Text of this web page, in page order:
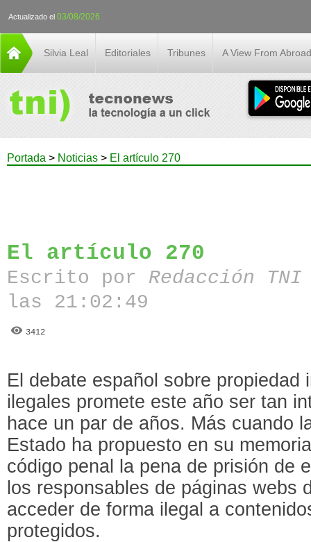
Actualizado el 03/08/2026
Silvia Leal Editoriales Tribunes A View From Abroad
Portada > Noticias > El artículo 270
El artículo 270
Escrito por Redacción
las 21:02:49
3412
El debate español sobre propiedad
ilegales promete este año ser tan
hace un par de años. Más cuando
Estado ha propuesto en su
código penal la pena de prisión de
los responsables de páginas webs
acceder de forma ilegal a
protegidos.